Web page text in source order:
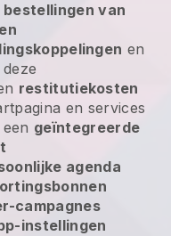
van
en
restitutiekosten
en services
geïntegreerde
agenda
campagnes
instellingen